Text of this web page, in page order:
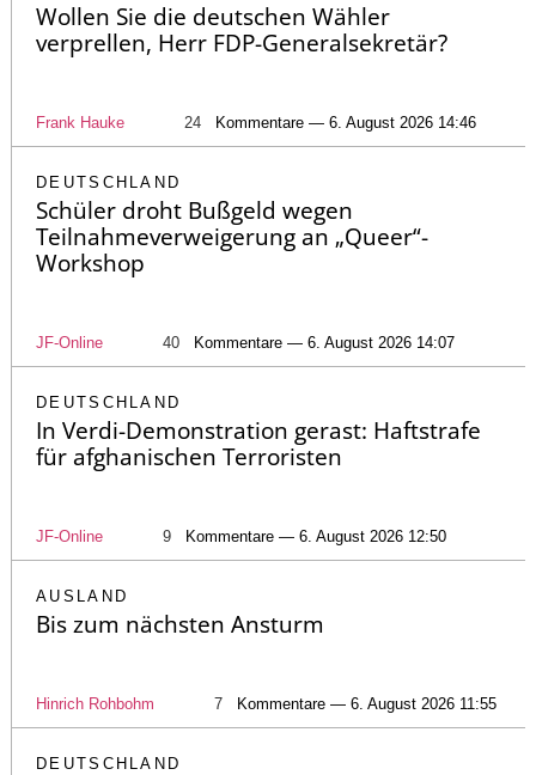
Wollen Sie die deutschen Wähler
verprellen, Herr FDP-Generalsekretär?
Frank Hauke 24 Kommentare — 6. August 2026 14:46
DEUTSCHLAND
Schüler droht Bußgeld wegen
Teilnahmeverweigerung an „Queer“-
Workshop
JF-Online 40 Kommentare — 6. August 2026 14:07
DEUTSCHLAND
In Verdi-Demonstration gerast: Haftstrafe
für afghanischen Terroristen
JF-Online 9 Kommentare — 6. August 2026 12:50
AUSLAND
Bis zum nächsten Ansturm
Hinrich Rohbohm 7 Kommentare — 6. August 2026 11:55
DEUTSCHLAND